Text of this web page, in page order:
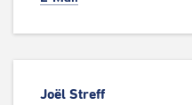
Joël Streff